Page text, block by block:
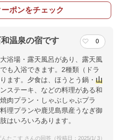
ポンをチェック
温泉の宿です 0
浴場・露天風呂があり、露天風
も入浴できます。2種類（ドラ
ます。夕食は、ほうとう鍋・ 山
ステーキ、などの料理がある和
肉プラン・しゃぶしゃぶプラ
理プランや鹿児島県産うなぎ御
はいろいろあります。
んたこす さんの回答（投稿日：2025/1/ 3）